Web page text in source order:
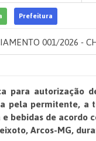
Prefeitura
001/2026 -
para autorização
pela permitente, a
bebidas de acordo
Arcos-MG,